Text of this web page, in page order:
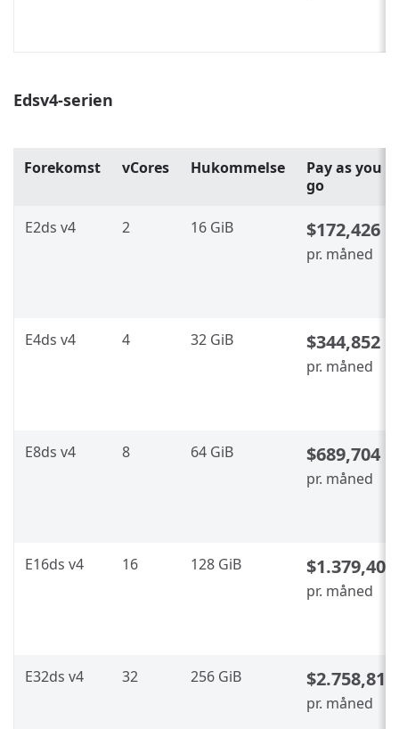
Edsv4-serien
Forekomst vCores Hukommelse
Pay as you
go
E2ds v4 2 16 GiB $172,426
pr. måned
E4ds v4 4 32 GiB $344,852
pr. måned
E8ds v4 8 64 GiB $689,704
pr. måned
E16ds v4 16 128 GiB $1.379,408
pr. måned
E32ds v4 32 256 GiB $2.758,816
pr. måned